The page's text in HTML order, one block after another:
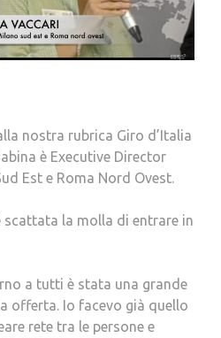
nostra rubrica Giro d’Italia
è Executive Director
Est e Roma Nord Ovest.
scattata la molla di entrare in
a tutti è stata una grande
offerta. Io facevo già quello
rete tra le persone e